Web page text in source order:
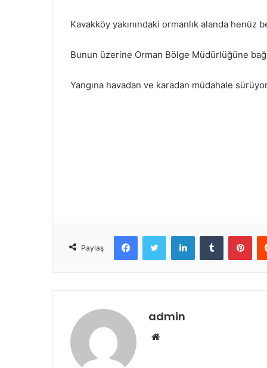
Kavakköy yakınındaki ormanlık alanda henüz
Bunun üzerine Orman Bölge Müdürlüğüne
Yangına havadan ve karadan müdahale
Paylaş
FacebookTwitter LinkedInTumblr
admin
Web